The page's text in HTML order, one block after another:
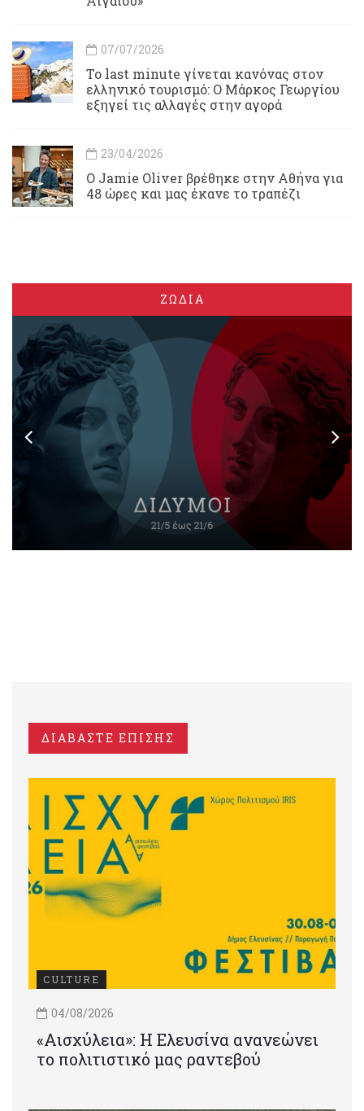
07/07/2026
Το last minute γίνεται κανόνας στον
ελληνικό τουρισμό: Ο Μάρκος Γεωργίου
εξηγεί τις αλλαγές στην αγορά
23/04/2026
Ο Jamie Oliver βρέθηκε στην Αθήνα για
48 ώρες και μας έκανε το τραπέζι
ΖΩΔΙΑ
ΔΙΑΒΑΣΤΕ ΕΠΙΣΗΣ
CULTURE
04/08/2026
«Αισχύλεια»: Η Ελευσίνα ανανεώνει
το πολιτιστικό μας ραντεβού